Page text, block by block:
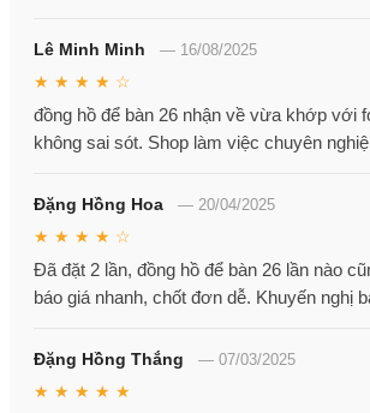
Lê Minh Minh — 16/08/2025
★ ★ ★ ★ ☆
đồng hồ để bàn 26 nhận về vừa khớp với
không sai sót. Shop làm việc chuyên
Đặng Hồng Hoa — 20/04/2025
★ ★ ★ ★ ☆
Đã đặt 2 lần, đồng hồ để bàn 26 lần nào
báo giá nhanh, chốt đơn dễ. Khuyến nghị
Đặng Hồng Thắng — 07/03/2025
★ ★ ★ ★ ★